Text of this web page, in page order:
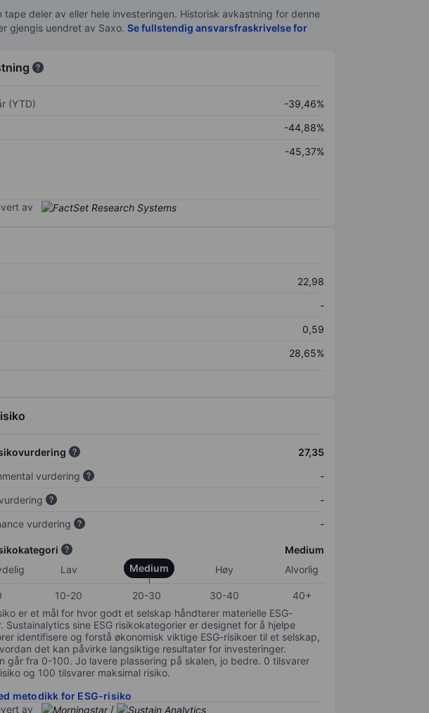
deler av eller hele investeringen. Historisk avkastning for denne
gjengis uendret av Saxo. Se fullstendig ansvarsfraskrivelse for
(YTD)
-39,46%
-44,88%
-45,37%
av
22,98
-
0,59
28,65%
27,35
vurdering
-
-
vurdering
-
Medium
Lav Medium Høy Alvorlig
10-20 20-30 30-40
40+
er et mål for hvor godt et selskap håndterer materielle ESG-
Sustainalytics sine ESG risikokategorier er designet for å hjelpe
identifisere og forstå økonomisk viktige ESG-risikoer til et selskap,
det kan påvirke langsiktige resultater for investeringer.
går fra 0-100. Jo lavere plassering på skalen, jo bedre. 0 tilsvarer
og 100 tilsvarer maksimal risiko.
metodikk for ESG-risiko
av
/